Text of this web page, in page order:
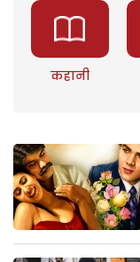
कहानी